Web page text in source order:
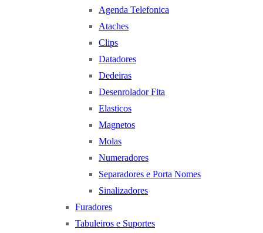
Agenda Telefonica
Ataches
Clips
Datadores
Dedeiras
Desenrolador Fita
Elasticos
Magnetos
Molas
Numeradores
Separadores e Porta Nomes
Sinalizadores
Furadores
Tabuleiros e Suportes